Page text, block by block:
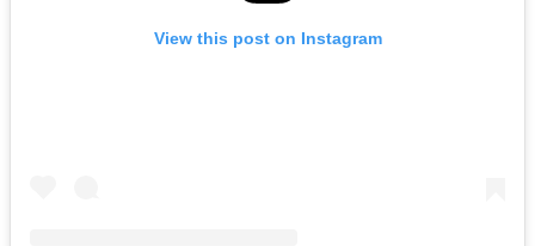
View this post on Instagram